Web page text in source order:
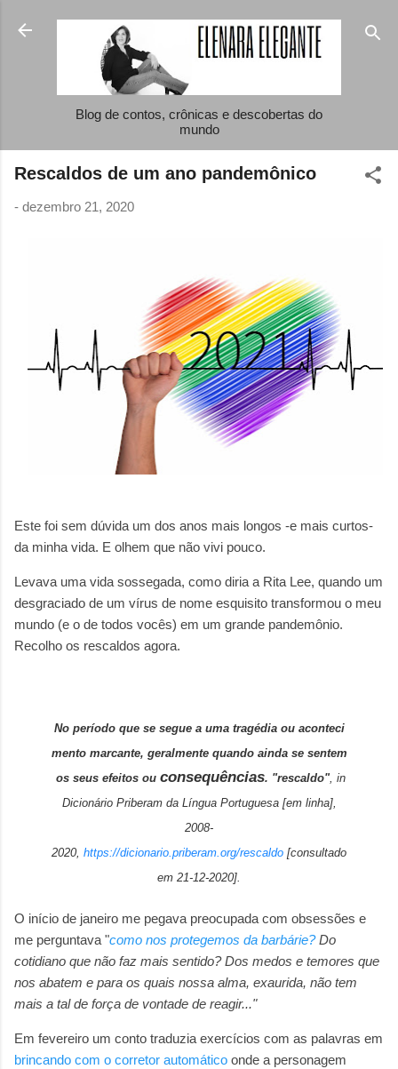
Pular para o conteúdo principal
Blog de contos, crônicas e descobertas do
mundo
Rescaldos de um ano pandemônico
- dezembro 21, 2020
Este foi sem dúvida um dos anos mais longos -e mais curtos-
da minha vida. E olhem que não vivi pouco.
Levava uma vida sossegada, como diria a Rita Lee, quando um
desgraciado de um vírus de nome esquisito transformou o meu
mundo (e o de todos vocês) em um grande pandemônio.
Recolho os rescaldos agora.
No período que se segue a uma tragédia ou aconteci
mento marcante, geralmente quando ainda se sentem
os seus efeitos ou consequências. "rescaldo", in
Dicionário Priberam da Língua Portuguesa [em linha],
2008-
2020, https://dicionario.priberam.org/rescaldo [consultado
em 21-12-2020].
O início de janeiro me pegava preocupada com obsessões e
me perguntava "como nos protegemos da barbárie?Do
cotidiano que não faz mais sentido? Dos medos e temores que
nos abatem e para os quais nossa alma, exaurida, não tem
mais a tal de força de vontade de reagir..."
Em fevereiro um conto traduzia exercícios com as palavras em
brincando com o corretor automático onde a personagem